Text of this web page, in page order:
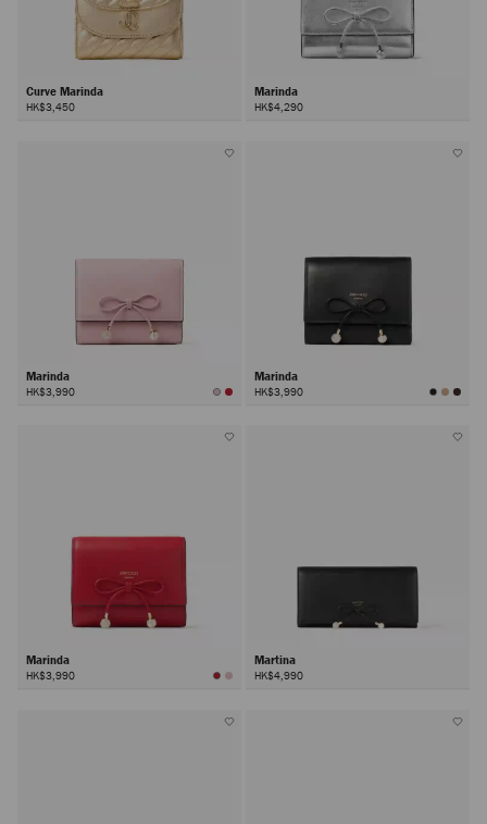
Curve Marinda
HK$3,450
Marinda
HK$4,290
Marinda
HK$3,990
Marinda
HK$3,990
Marinda
HK$3,990
Martina
HK$4,990